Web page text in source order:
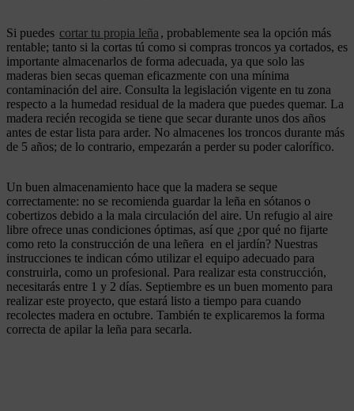
Si puedes cortar tu propia leña , probablemente sea la opción más
rentable; tanto si la cortas tú como si compras troncos ya cortados, es
importante almacenarlos de forma adecuada, ya que solo las
maderas bien secas queman eficazmente con una mínima
contaminación del aire. Consulta la legislación vigente en tu zona
respecto a la humedad residual de la madera que puedes quemar. La
madera recién recogida se tiene que secar durante unos dos años
antes de estar lista para arder. No almacenes los troncos durante más
de 5 años; de lo contrario, empezarán a perder su poder calorífico.
Un buen almacenamiento hace que la madera se seque
correctamente: no se recomienda guardar la leña en sótanos o
cobertizos debido a la mala circulación del aire. Un refugio al aire
libre ofrece unas condiciones óptimas, así que ¿por qué no fijarte
como reto la construcción de una leñera en el jardín? Nuestras
instrucciones te indican cómo utilizar el equipo adecuado para
construirla, como un profesional. Para realizar esta construcción,
necesitarás entre 1 y 2 días. Septiembre es un buen momento para
realizar este proyecto, que estará listo a tiempo para cuando
recolectes madera en octubre. También te explicaremos la forma
correcta de apilar la leña para secarla.